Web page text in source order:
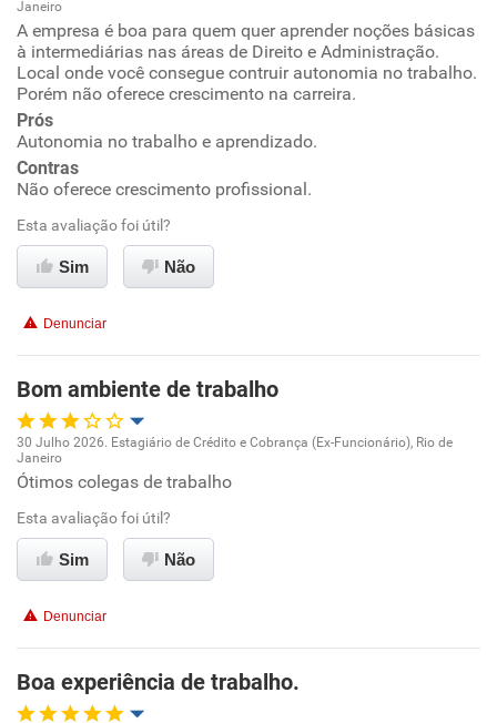
Oportunidade de promoção
Ambiente de trabalho
Conciliação com a vida familiar
Benefícios
Não recomenda esta empresa
Recomenda a diretoria
Janeiro
A empresa é boa para quem quer aprender noções básicas
à intermediárias nas áreas de Direito e Administração.
Local onde você consegue contruir autonomia no trabalho.
Porém não oferece crescimento na carreira.
Prós
Autonomia no trabalho e aprendizado.
Contras
Não oferece crescimento profissional.
Esta avaliação foi útil?
Sim Não
Denunciar
Bom ambiente de trabalho
Oportunidade de promoção
Ambiente de trabalho
Conciliação com a vida familiar
Recomenda esta empresa
30 Julho 2026. Estagiário de Crédito e Cobrança (Ex-Funcionário), Rio de
Janeiro
Ótimos colegas de trabalho
Esta avaliação foi útil?
Sim Não
Denunciar
Boa experiência de trabalho.